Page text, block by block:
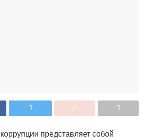
представляет собой